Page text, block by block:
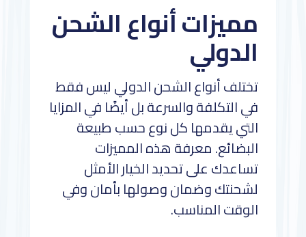
مميزات أنواع الشحن
الدولي
تختلف أنواع الشحن الدولي ليس فقط
في التكلفة والسرعة بل أيضًا في المزايا
التي يقدمها كل نوع حسب طبيعة
البضائع. معرفة هذه المميزات
تساعدك على تحديد الخيار الأمثل
لشحنتك وضمان وصولها بأمان وفي
الوقت المناسب.